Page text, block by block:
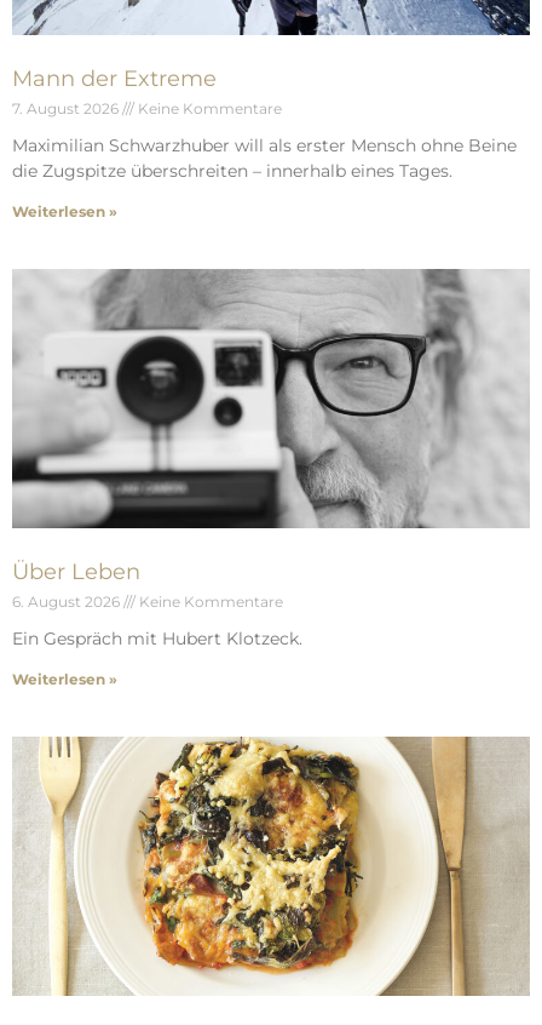
Mann der Extreme
7. August 2026 Keine Kommentare
Maximilian Schwarzhuber will als erster Mensch ohne Beine
die Zugspitze überschreiten – innerhalb eines Tages.
Weiterlesen »
Über Leben
6. August 2026 Keine Kommentare
Ein Gespräch mit Hubert Klotzeck.
Weiterlesen »